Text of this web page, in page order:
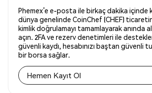
Phemex’e e-posta ile birkaç dakika içinde
dünya genelinde CoinChef (CHEF)
kimlik doğrulamayı tamamlayarak anında
açın. 2FA ve rezerv denetimleri ile
güvenli kaydı, hesabınızı baştan güvenli
bir borsa sağlar.
Hemen Kayıt Ol